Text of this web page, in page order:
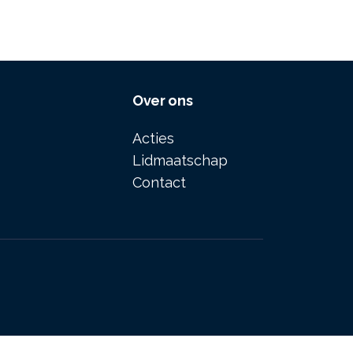
Over ons
Acties
Lidmaatschap
Contact